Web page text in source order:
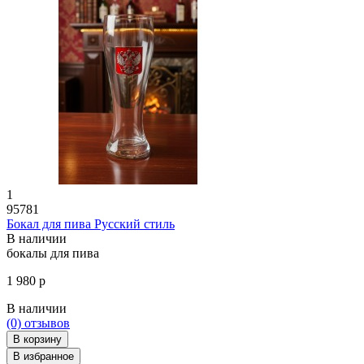
1
95781
Бокал для пива Русский стиль
В наличии
бокалы для пива
1 980 р
В наличии
(0) отзывов
В корзину
В избранное